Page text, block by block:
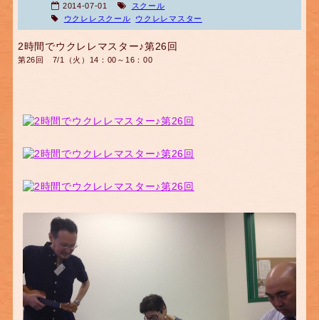
2014-07-01
スクール
ウクレレスクール
ウクレレマスター
2時間でウクレレマスター♪第26回
第26回 7/1（火）14：00～16：00